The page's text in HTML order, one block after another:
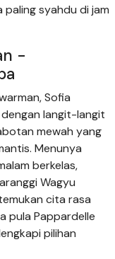
syahdu di jam
-
Sofia
langit-langit
mewah yang
Menunya
berkelas,
Wagyu
cita rasa
pula Pappardelle
pilihan